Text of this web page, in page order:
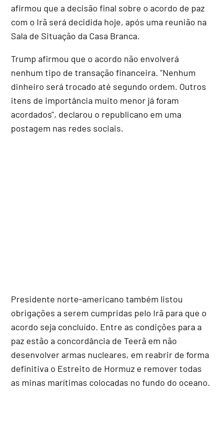
afirmou que a decisão final sobre o acordo de paz
com o Irã será decidida hoje, após uma reunião na
Sala de Situação da Casa Branca.
Trump afirmou que o acordo não envolverá
nenhum tipo de transação financeira. "Nenhum
dinheiro será trocado até segundo ordem. Outros
itens de importância muito menor já foram
acordados", declarou o republicano em uma
postagem nas redes sociais.
Presidente norte-americano também listou
obrigações a serem cumpridas pelo Irã para que o
acordo seja concluído. Entre as condições para a
paz estão a concordância de Teerã em não
desenvolver armas nucleares, em reabrir de forma
definitiva o Estreito de Hormuz e remover todas
as minas marítimas colocadas no fundo do oceano.